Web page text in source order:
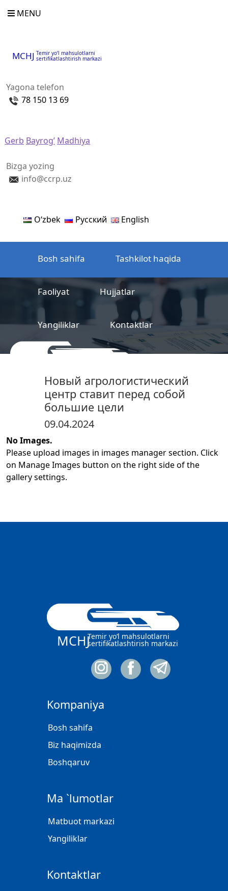
MENU
MCHJ Temir yo‘l mahsulotlarni
sertifikatlashtirish markazi
Yagona telefon
78 150 13 69
Gerb Bayrog’ Madhiya
Bizga yozing
info@ccrp.uz
Oʻzbek Русский English
Bosh sahifa Tashkilot haqida
Faoliyat Hujjatlar
Yangiliklar Kontaktlar
sertifikatlashtirish markazi
Новый агрологистический
центр ставит перед собой
большие цели
09.04.2024
No Images.
Please upload images in images manager section. Click
on Manage Images button on the right side of the
gallery settings.
MCHJTemir yo‘l mahsulotlarni
sertifikatlashtirish markazi
Kompaniya
Bosh sahifa
Biz haqimizda
Boshqaruv
Ma `lumotlar
Matbuot markazi
Yangiliklar
Kontaktlar